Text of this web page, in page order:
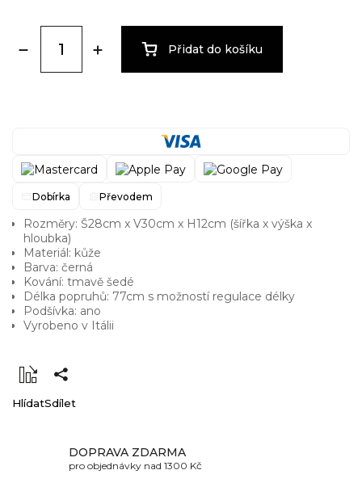
Přidat do košíku
Dobírka Převodem
Rozměry: Š28cm x V30cm x H12cm (šířka x výška x
hloubka)
Materiál: kůže
Barva: černá
Kování: tmavě šedé
Délka popruhů: 77cm s možností regulace délky
Podšívka: ano
Vyrobeno v Itálii
HlídatSdílet
DOPRAVA ZDARMA
pro objednávky nad 1300 Kč